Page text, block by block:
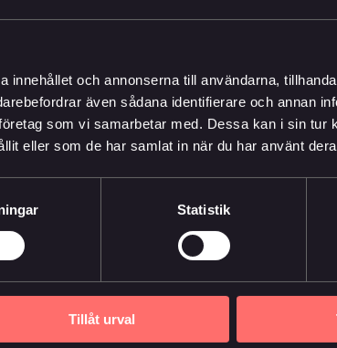
innehållet och annonserna till användarna,
även sådana identifierare och annan
som vi samarbetar med. Dessa kan i sin tur
eller som de har samlat in när du har använt
Statistik
Tillåt urval
Fredrik Löfgren
Chefaktuarie
08-10 60 00
inom försäkrings- och
“Det jag gillar mest med